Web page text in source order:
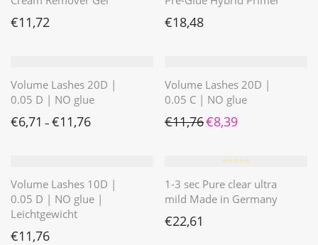
€11,72 €18,48
Volume Lashes 20D |
0.05 D | NO glue
€6,71 – €11,76
Volume Lashes 20D |
0.05 C | NO glue
€11,76 Ursprünglicher Preis war:
€8,39Aktueller Preis ist:
Volume Lashes 10D |
0.05 D | NO glue |
Leichtgewicht
€11,76
⭐️⭐️⭐️⭐️⭐️
1-3 sec Pure clear ultra
mild Made in Germany
€22,61